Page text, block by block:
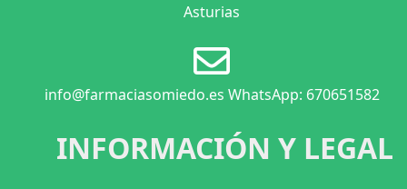
Asturias
info@farmaciasomiedo.es WhatsApp: 670651582
INFORMACIÓN Y LEGAL